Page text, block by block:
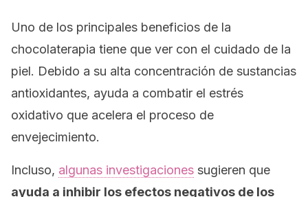
Uno de los principales beneficios de la
chocolaterapia tiene que ver con el cuidado de la
piel. Debido a su alta concentración de sustancias
antioxidantes, ayuda a combatir el estrés
oxidativo que acelera el proceso de
envejecimiento.
Incluso, algunas investigaciones sugieren que
ayuda a inhibir los efectos negativos de los